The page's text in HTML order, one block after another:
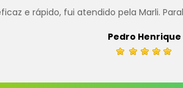
e rápido, fui atendido pela Marli.
Pedro Henrique